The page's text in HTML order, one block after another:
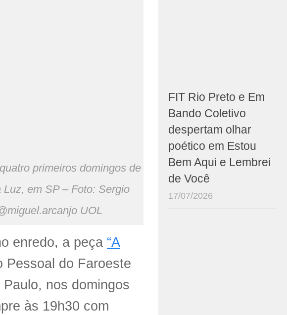
primeiros domingos de
em SP – Foto: Sergio
UOL
enredo, a peça “A
Pessoal do Faroeste
nos domingos
às 19h30 com
FIT Rio Preto e Em
Bando Coletivo
despertam olhar
poético em Estou
Bem Aqui e Lembrei
de Você
17/07/2026